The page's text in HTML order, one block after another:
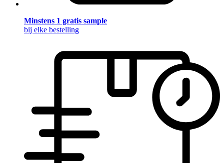
Minstens 1 gratis sample
bij elke bestelling